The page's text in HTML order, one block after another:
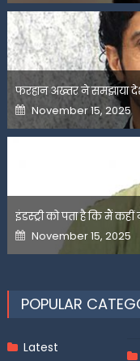
फरहान अख्तर ने समझाया
Posted
on
November 15, 2025
इंडस्ट्री को पता है कि मैं
Posted
on
November 15, 2025
POPULAR
Latest